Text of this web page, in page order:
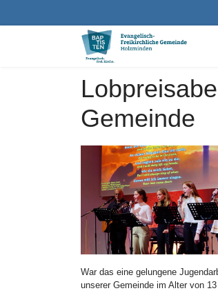
Gemeinde
War das eine gelungene
unserer Gemeinde im Alter von